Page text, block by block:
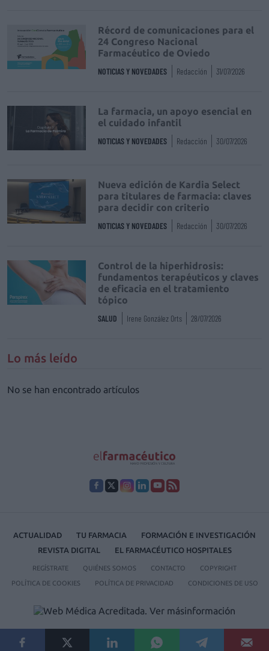
Récord de comunicaciones para el
24 Congreso Nacional
Farmacéutico de Oviedo
NOTICIAS Y NOVEDADES Redacción 31/07/2026
La farmacia, un apoyo esencial en
el cuidado infantil
NOTICIAS Y NOVEDADES Redacción 30/07/2026
Nueva edición de Kardia Select
para titulares de farmacia: claves
para decidir con criterio
NOTICIAS Y NOVEDADES Redacción 30/07/2026
Control de la hiperhidrosis:
fundamentos terapéuticos y claves
de eficacia en el tratamiento
tópico
SALUD Irene González Orts 28/07/2026
Lo más leído
No se han encontrado artículos
ACTUALIDAD TU FARMACIA
FORMACIÓN E INVESTIGACIÓN
REVISTA DIGITAL
EL FARMACÉUTICO HOSPITALES
REGÍSTRATE QUIÉNES SOMOS CONTACTO COPYRIGHT
POLÍTICA DE COOKIES POLÍTICA DE PRIVACIDAD CONDICIONES DE USO
© 2026 Ediciones MAYO, S.A.U.